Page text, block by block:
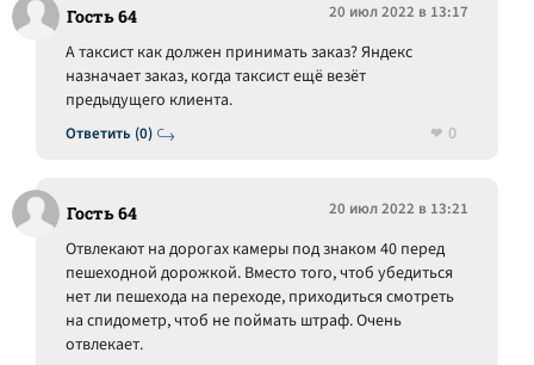
Гость 64 20 июл 2022 в 13:17
Ответить (0)
А таксист как должен принимать заказ? Яндекс
назначает заказ, когда таксист ещё везёт
предыдущего клиента.
0
Гость 64 20 июл 2022 в 13:21
Отвлекают на дорогах камеры под знаком 40 перед
пешеходной дорожкой. Вместо того, чтоб убедиться
нет ли пешехода на переходе, приходиться смотреть
на спидометр, чтоб не поймать штраф. Очень
отвлекает.